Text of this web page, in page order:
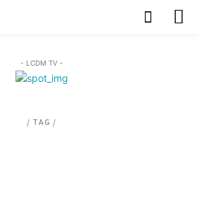
- LCDM TV -
/ TAG /